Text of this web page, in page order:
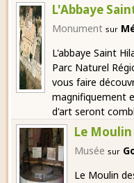
L'Abbaye
Monument sur
L'abbaye Saint
Parc Naturel
vous faire
magnifiquement
d'art seront
Le
Musée sur
Le Moulin